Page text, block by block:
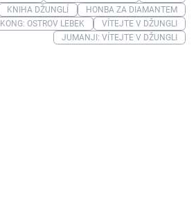
KNIHA DŽUNGLÍ
HONBA ZA DIAMANTEM
KONG: OSTROV LEBEK
VÍTEJTE V DŽUNGLI
JUMANJI: VÍTEJTE V DŽUNGLI